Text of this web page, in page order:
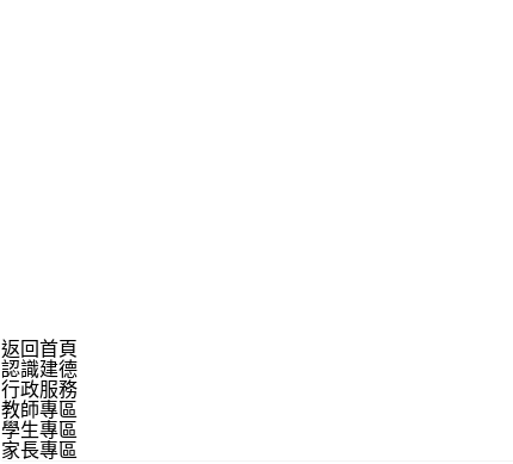
返回首頁
認識建德
行政服務
教師專區
學生專區
家長專區